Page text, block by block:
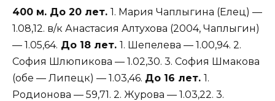
400 м. До 20 лет. 1. Мария Чаплыгина (Елец) —
1.08,12. в/к Анастасия Алтухова (2004, Чаплыгин)
— 1.05,64. До 18 лет. 1. Шепелева — 1.00,94. 2.
София Шлюпикова — 1.02,30. 3. София Шмакова
(обе — Липецк) — 1.03,46. До 16 лет. 1.
Родионова — 59,71. 2. Журова — 1.03,22. 3.